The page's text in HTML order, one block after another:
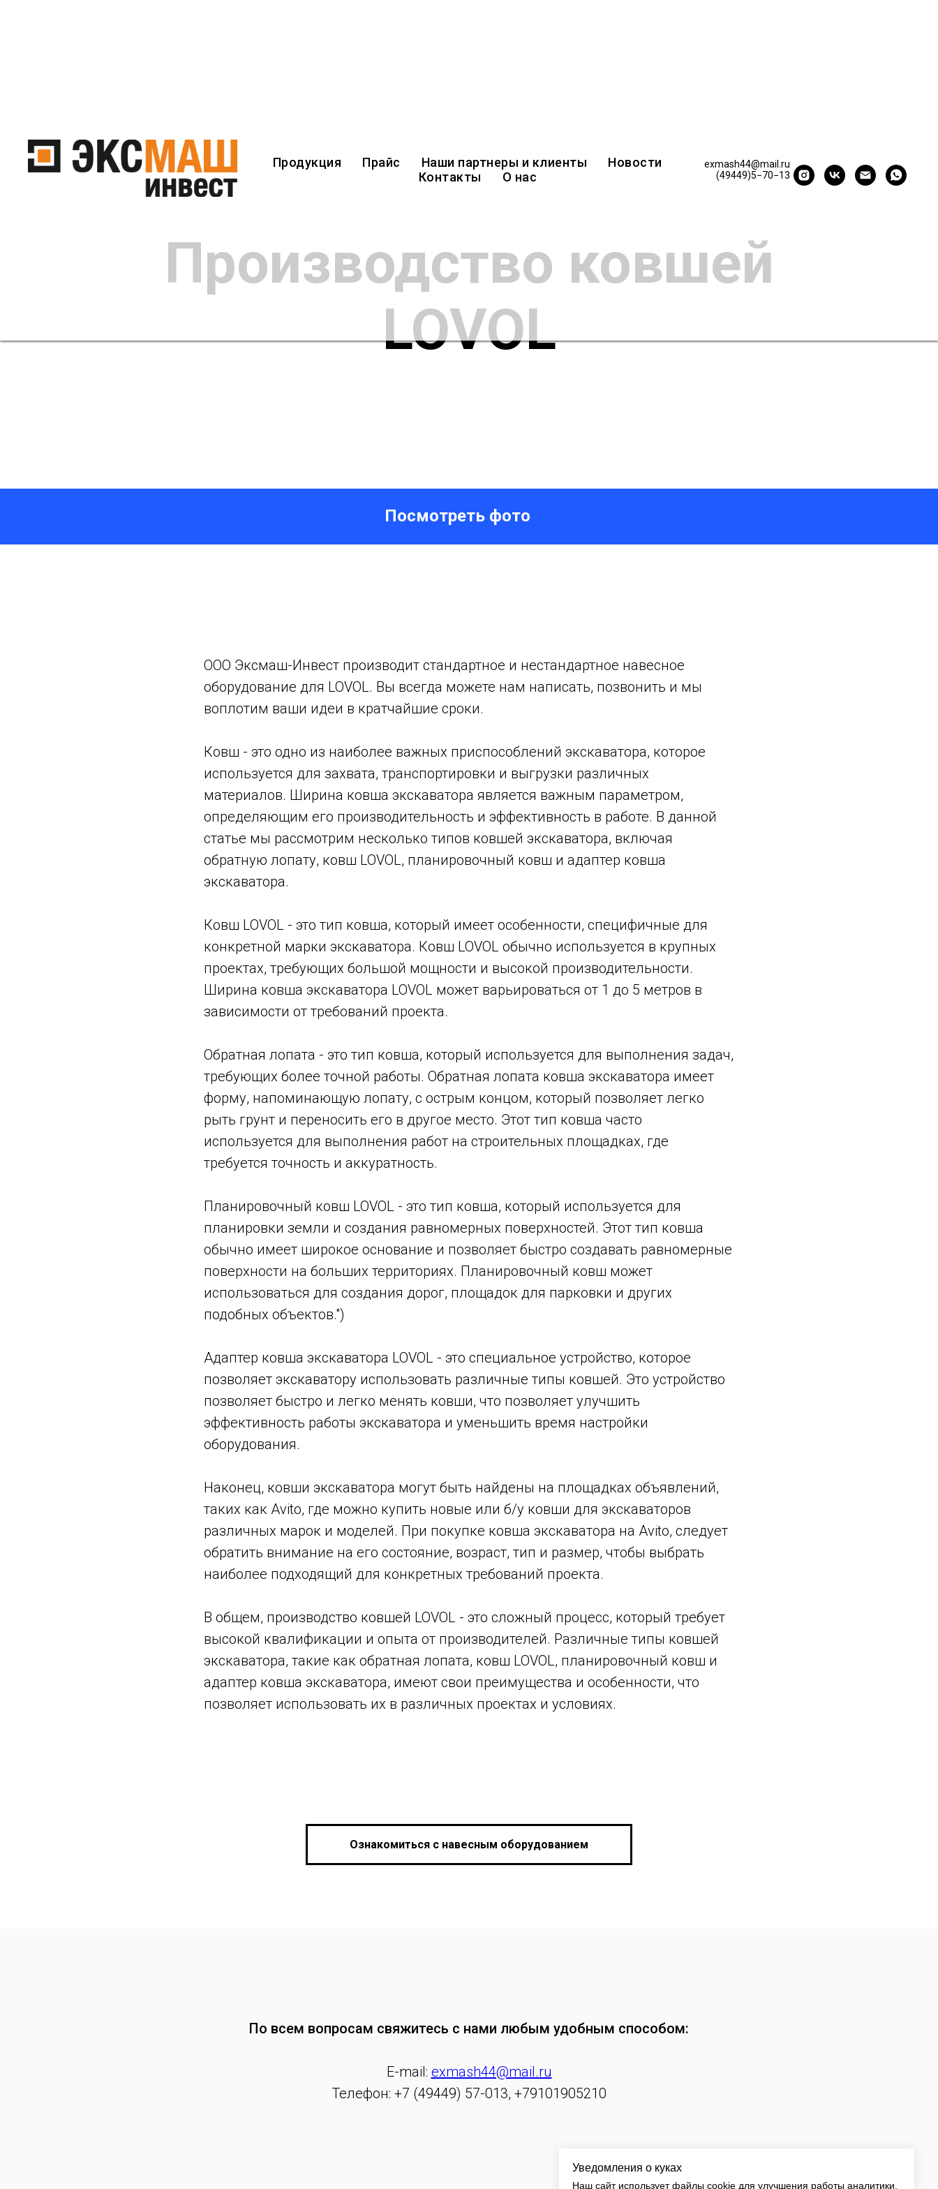
Продукция Прайс Наши партнеры и клиенты
Новости
Контакты
О нас
exmash44@mail.ru
(49449)5−70−13
Производство ковшей
LOVOL
Посмотреть фото
ООО Эксмаш-Инвест производит стандартное и нестандартное навесное
оборудование для LOVOL. Вы всегда можете нам написать, позвонить и мы
воплотим ваши идеи в кратчайшие сроки.
Ковш - это одно из наиболее важных приспособлений экскаватора, которое
используется для захвата, транспортировки и выгрузки различных
материалов. Ширина ковша экскаватора является важным параметром,
определяющим его производительность и эффективность в работе. В данной
статье мы рассмотрим несколько типов ковшей экскаватора, включая
обратную лопату, ковш LOVOL, планировочный ковш и адаптер ковша
экскаватора.
Ковш LOVOL - это тип ковша, который имеет особенности, специфичные для
конкретной марки экскаватора. Ковш LOVOL обычно используется в крупных
проектах, требующих большой мощности и высокой производительности.
Ширина ковша экскаватора LOVOL может варьироваться от 1 до 5 метров в
зависимости от требований проекта.
Обратная лопата - это тип ковша, который используется для выполнения задач,
требующих более точной работы. Обратная лопата ковша экскаватора имеет
форму, напоминающую лопату, с острым концом, который позволяет легко
рыть грунт и переносить его в другое место. Этот тип ковша часто
используется для выполнения работ на строительных площадках, где
требуется точность и аккуратность.
Планировочный ковш LOVOL - это тип ковша, который используется для
планировки земли и создания равномерных поверхностей. Этот тип ковша
обычно имеет широкое основание и позволяет быстро создавать равномерные
поверхности на больших территориях. Планировочный ковш может
использоваться для создания дорог, площадок для парковки и других
подобных объектов.")
Адаптер ковша экскаватора LOVOL - это специальное устройство, которое
позволяет экскаватору использовать различные типы ковшей. Это устройство
позволяет быстро и легко менять ковши, что позволяет улучшить
эффективность работы экскаватора и уменьшить время настройки
оборудования.
Наконец, ковши экскаватора могут быть найдены на площадках объявлений,
таких как Avito, где можно купить новые или б/у ковши для экскаваторов
различных марок и моделей. При покупке ковша экскаватора на Avito, следует
обратить внимание на его состояние, возраст, тип и размер, чтобы выбрать
наиболее подходящий для конкретных требований проекта.
В общем, производство ковшей LOVOL - это сложный процесс, который требует
высокой квалификации и опыта от производителей. Различные типы ковшей
экскаватора, такие как обратная лопата, ковш LOVOL, планировочный ковш и
адаптер ковша экскаватора, имеют свои преимущества и особенности, что
позволяет использовать их в различных проектах и условиях.
Ознакомиться с навесным оборудованием
По всем вопросам свяжитесь с нами любым удобным способом:
E-mail: exmash44@mail.ru
Телефон: +7 (49449) 57-013, +79101905210
Уведомления о куках
Наш сайт использует файлы cookie для улучшения работы аналитики.